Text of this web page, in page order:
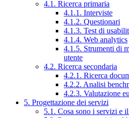
4.1. Ricerca primaria
4.1.1. Interviste
4.1.2. Questionari
4.1.3. Test di
4.1.4. Web analytics
4.1.5. Strumenti di
utente
4.2. Ricerca secondaria
4.2.1. Ricerca
4.2.2. Analisi
4.2.3. Valutazione
5. Progettazione dei servizi
5.1. Cosa sono i servizi e